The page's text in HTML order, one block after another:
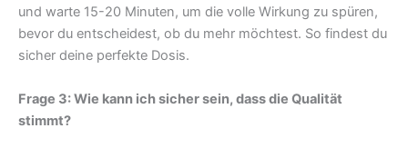
und warte 15-20 Minuten, um die volle Wirkung zu spüren,
bevor du entscheidest, ob du mehr möchtest. So findest du
sicher deine perfekte Dosis.
Frage 3: Wie kann ich sicher sein, dass die Qualität
stimmt?